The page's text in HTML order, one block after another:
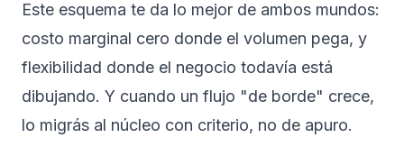
Este esquema te da lo mejor de ambos mundos:
costo marginal cero donde el volumen pega, y
flexibilidad donde el negocio todavía está
dibujando. Y cuando un flujo "de borde" crece,
lo migrás al núcleo con criterio, no de apuro.